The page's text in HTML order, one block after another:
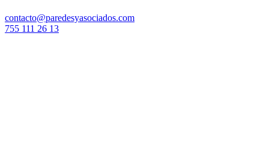
contacto@paredesyasociados.com
755 111 26 13